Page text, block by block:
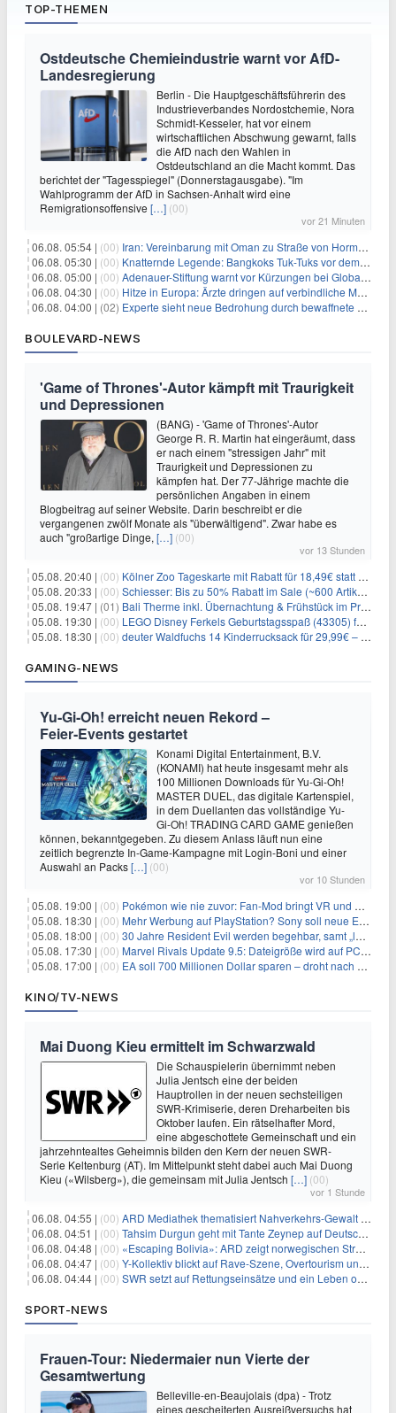
TOP-THEMEN
Ostdeutsche Chemieindustrie warnt vor AfD-
Landesregierung
Berlin - Die Hauptgeschäftsführerin des
Industrieverbandes Nordostchemie, Nora
Schmidt-Kesseler, hat vor einem
wirtschaftlichen Abschwung gewarnt, falls
die AfD nach den Wahlen in
Ostdeutschland an die Macht kommt. Das
berichtet der "Tagesspiegel" (Donnerstagausgabe). "Im
Wahlprogramm der AfD in Sachsen-Anhalt wird eine
Remigrationsoffensive […] (00)
vor 21 Minuten
06.08. 05:54 | (00) Iran: Vereinbarung mit Oman zu Straße von Hormus fast fertig
06.08. 05:30 | (00) Knatternde Legende: Bangkoks Tuk-Tuks vor dem Aus?
06.08. 05:00 | (00) Adenauer-Stiftung warnt vor Kürzungen bei Globaler Gesundheit
06.08. 04:30 | (00) Hitze in Europa: Ärzte dringen auf verbindliche Maßnahmen
06.08. 04:00 | (02) Experte sieht neue Bedrohung durch bewaffnete Drohnen
BOULEVARD-NEWS
'Game of Thrones'-Autor kämpft mit Traurigkeit
und Depressionen
(BANG) - 'Game of Thrones'-Autor
George R. R. Martin hat eingeräumt, dass
er nach einem "stressigen Jahr" mit
Traurigkeit und Depressionen zu
kämpfen hat. Der 77-Jährige machte die
persönlichen Angaben in einem
Blogbeitrag auf seiner Website. Darin beschreibt er die
vergangenen zwölf Monate als "überwältigend". Zwar habe es
auch "großartige Dinge, […] (00)
vor 13 Stunden
05.08. 20:40 | (00) Kölner Zoo Tageskarte mit Rabatt für 18,49€ statt 29,50€ – einlösbar bis Dezember
05.08. 20:33 | (00) Schiesser: Bis zu 50% Rabatt im Sale (~600 Artikel zur Auswahl)
05.08. 19:47 | (01) Bali Therme inkl. Übernachtung & Frühstück im Premium Hotel (Bad Oeynhausen) ab 89€ p.P.
05.08. 19:30 | (00) LEGO Disney Ferkels Geburtstagsspaß (43305) für 29,10€
05.08. 18:30 | (00) deuter Waldfuchs 14 Kinderrucksack für 29,99€ – Amber-maple
GAMING-NEWS
Yu‑Gi‑Oh! erreicht neuen Rekord –
Feier‑Events gestartet
Konami Digital Entertainment, B.V.
(KONAMI) hat heute insgesamt mehr als
100 Millionen Downloads für Yu-Gi-Oh!
MASTER DUEL, das digitale Kartenspiel,
in dem Duellanten das vollständige Yu-
Gi-Oh! TRADING CARD GAME genießen
können, bekanntgegeben. Zu diesem Anlass läuft nun eine
zeitlich begrenzte In-Game-Kampagne mit Login-Boni und einer
Auswahl an Packs[…] (00)
vor 10 Stunden
05.08. 19:00 | (00) Pokémon wie nie zuvor: Fan-Mod bringt VR und Ego-Perspektive nach Kanto
05.08. 18:30 | (00) Mehr Werbung auf PlayStation? Sony soll neue Einnahmequellen prüfen
05.08. 18:00 | (00) 30 Jahre Resident Evil werden begehbar, samt „lebensgroßem Leon“
05.08. 17:30 | (00) Marvel Rivals Update 9.5: Dateigröße wird auf PC und Konsolen deutlich reduziert
05.08. 17:00 | (00) EA soll 700 Millionen Dollar sparen – droht nach der Übernahme die nächste Entlassungswelle?
KINO/TV-NEWS
Mai Duong Kieu ermittelt im Schwarzwald
Die Schauspielerin übernimmt neben
Julia Jentsch eine der beiden
Hauptrollen in der neuen sechsteiligen
SWR-Krimiserie, deren Dreharbeiten bis
Oktober laufen. Ein rätselhafter Mord,
eine abgeschottete Gemeinschaft und ein
jahrzehntealtes Geheimnis bilden den Kern der neuen SWR-
Serie Keltenburg (AT). Im Mittelpunkt steht dabei auch Mai Duong
Kieu («Wilsberg»), die gemeinsam mit Julia Jentsch […] (00)
vor 1 Stunde
06.08. 04:55 | (00) ARD Mediathek thematisiert Nahverkehrs-Gewalt und Soldatinnen
06.08. 04:51 | (00) Tahsim Durgun geht mit Tante Zeynep auf Deutschlandreise
06.08. 04:48 | (00) «Escaping Bolivia»: ARD zeigt norwegischen Streaminghit
06.08. 04:47 | (00) Y-Kollektiv blickt auf Rave-Szene, Overtourism und Pokémon-Kult
06.08. 04:44 | (00) SWR setzt auf Rettungseinsätze und ein Leben ohne Smartphone
SPORT-NEWS
Frauen-Tour: Niedermaier nun Vierte der
Gesamtwertung
Belleville-en-Beaujolais (dpa) - Trotz
eines gescheiterten Ausreißversuchs hat